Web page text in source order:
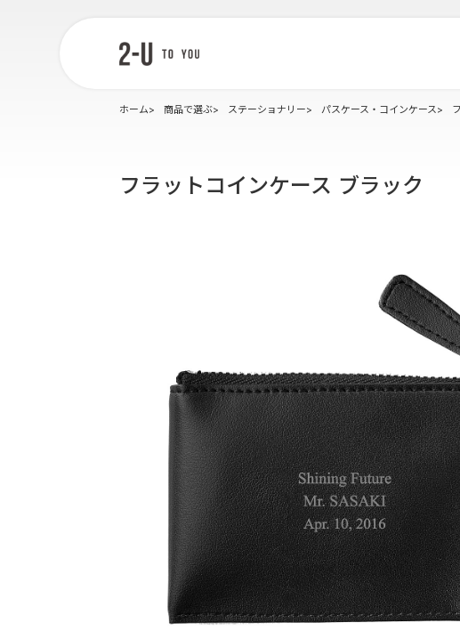
ホーム 商品で選ぶ ステーショナリー パスケース・コインケース
フラットコインケース ブラック